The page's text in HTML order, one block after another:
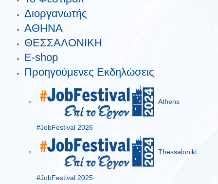
Διοργανωτής
ΑΘΗΝΑ
ΘΕΣΣΑΛΟΝΙΚΗ
E-shop
Προηγούμενες Εκδηλώσεις
Athens
#JobFestival 2026
Thessaloniki
#JobFestival 2025